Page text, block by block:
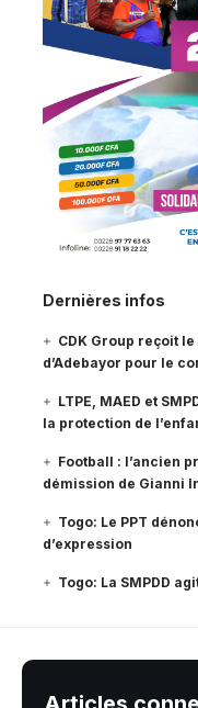
Dernières infos
CDK Group reçoit
d’Adebayor pour le
LTPE, MAED et
la protection de
Football : l’ancien
démission de Gianni
Togo: Le PPT
d’expression
Togo: La SMPDD